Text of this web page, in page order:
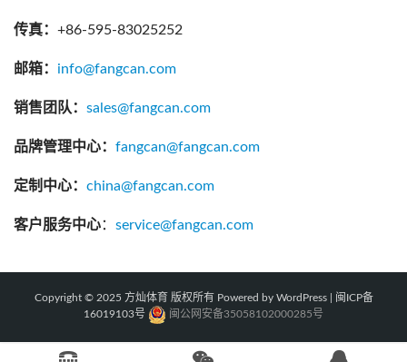
传真： +86-595-83025252
邮箱： info@fangcan.com
销售团队： sales@fangcan.com
品牌管理中心： fangcan@fangcan.com
定制中心： china@fangcan.com
客户服务中心： service@fangcan.com
Copyright © 2025 方灿体育 版权所有 Powered by WordPress |
闽ICP备
16019103号
闽公网安备35058102000285号